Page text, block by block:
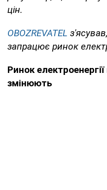
цін.
OBOZREVATEL
запрацює ринок
Ринок
змінюють